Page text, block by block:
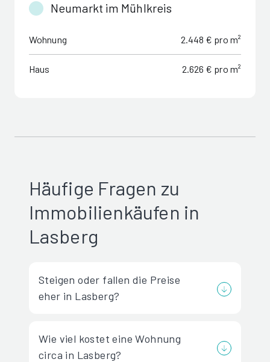
Neumarkt im Mühlkreis
Wohnung 2.448 € pro m²
Haus 2.626 € pro m²
Häufige Fragen zu
Immobilienkäufen in
Lasberg
Steigen oder fallen die Preise
eher in Lasberg?
Wie viel kostet eine Wohnung
circa in Lasberg?